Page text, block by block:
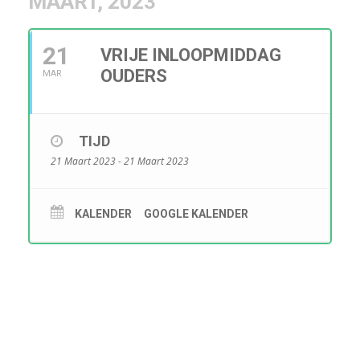
21
MAR
VRIJE INLOOPMIDDAG
OUDERS
TIJD
21 Maart 2023 - 21 Maart 2023
KALENDER GOOGLE KALENDER